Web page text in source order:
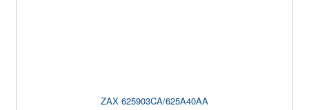
ZAX 625903CA/625A40AA